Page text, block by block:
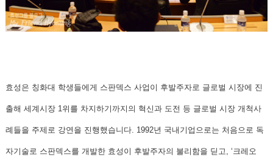
효성 은 칭화대 학생들에게 스판덱스 사업이 후발주자로 글로벌 시장에 진
출해 세계시장 1위를 차지하기까지의 혁신과 도전 등 글로벌 시장 개척사
례들을 주제로 강연 을 진행했습니다. 1992년 국내기업으로는 처음으로 독
자기술로 스판덱스를 개발한 효성이 후발주자의 불리함을 딛고, ‘크레오